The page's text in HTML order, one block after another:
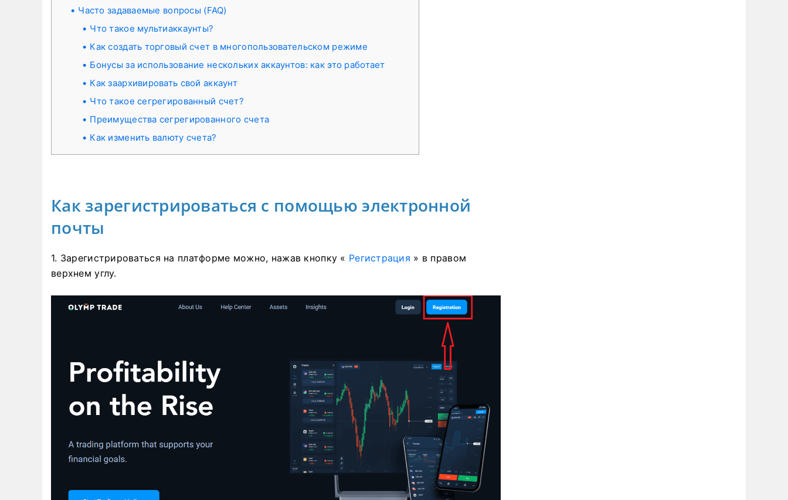
Часто задаваемые вопросы (FAQ)
Что такое мультиаккаунты?
Как создать торговый счет в многопользовательском режиме
Бонусы за использование нескольких аккаунтов: как это работает
Как заархивировать свой аккаунт
Что такое сегрегированный счет?
Преимущества сегрегированного счета
Как изменить валюту счета?
Как зарегистрироваться с помощью электронной
почты
1. Зарегистрироваться на платформе можно, нажав кнопку « Регистрация » в правом
верхнем углу.